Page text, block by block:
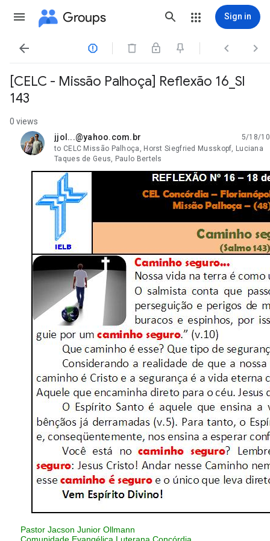
Groups Sign in
   
[CELC - Missão Palhoça] Reflexão 16_Sl
143
0 views
jjol...@yahoo.com.br
unread,
5/18/10
to CELC Missão Palhoça, Horst Siegfried Musskopf, Luciana
Taques de Geus, Paulo Bertels
Pastor Jacson Junior Ollmann